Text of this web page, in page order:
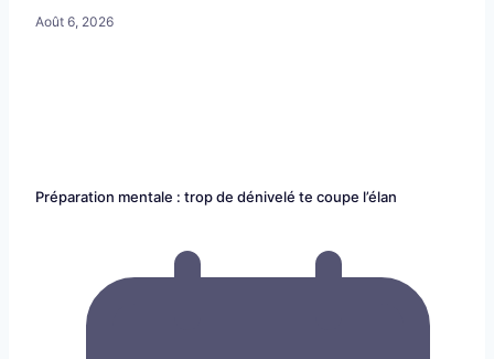
Août 6, 2026
Préparation mentale : trop de dénivelé te coupe l’élan